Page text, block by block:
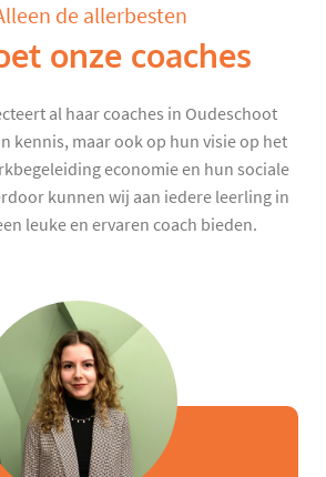
de allerbesten
onze coaches
al haar coaches in Oudeschoot
kennis, maar ook op hun visie op het
economie en hun sociale
kunnen wij aan iedere leerling in
leuke en ervaren coach bieden.